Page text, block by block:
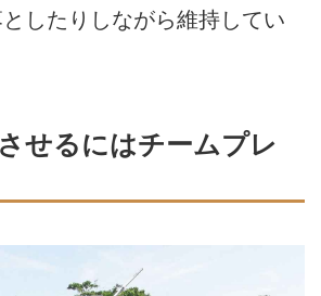
したりしながら維持してい
せるにはチームプレ